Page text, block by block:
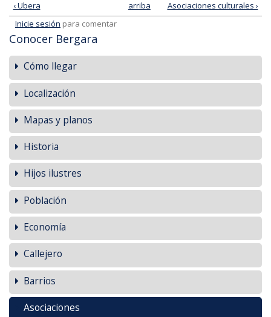
‹ Ubera arriba
Asociaciones culturales ›
Inicie sesión para comentar
Conocer Bergara
Cómo llegar
Localización
Mapas y planos
Historia
Hijos ilustres
Población
Economía
Callejero
Barrios
Asociaciones